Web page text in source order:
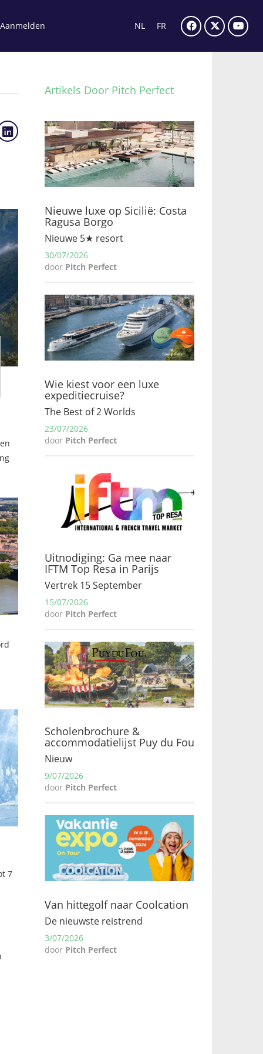
Aanmelden NL FR
7
Artikels Door Pitch Perfect
Nieuwe luxe op Sicilië: Costa
Ragusa Borgo
Nieuwe 5★ resort
30/07/2026
door Pitch Perfect
Wie kiest voor een luxe
expeditiecruise?
The Best of 2 Worlds
23/07/2026
door Pitch Perfect
Uitnodiging: Ga mee naar
IFTM Top Resa in Parijs
Vertrek 15 September
15/07/2026
door Pitch Perfect
Scholenbrochure &
accommodatielijst Puy du Fou
Nieuw
9/07/2026
door Pitch Perfect
Van hittegolf naar Coolcation
De nieuwste reistrend
3/07/2026
door Pitch Perfect